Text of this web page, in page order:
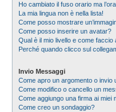
Ho cambiato il fuso orario ma
La mia lingua non è nella lista!
Come posso mostrare
Come posso inserire un avatar?
Qual è il mio livello e come faccio
Perché quando clicco sul
Invio Messaggi
Come apro un argomento o invio
Come modifico o cancello un
Come aggiungo una firma ai miei
Come creo un sondaggio?